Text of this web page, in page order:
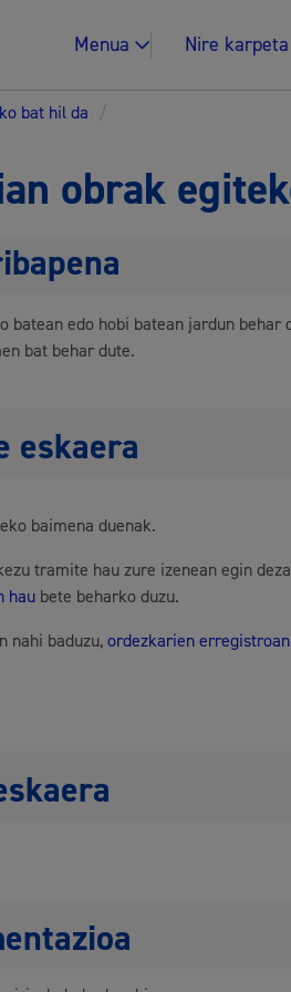
Menua Nire karpeta
bat hil da /
obrak
edo hobi batean jardun behar
bat behar dute.
eskaera
baimena duenak.
tramite hau zure izenean egin
hau bete beharko duzu.
nahi baduzu,ordezkarien erregistroan